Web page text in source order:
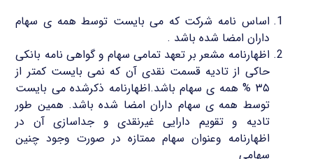
اساس نامه شرکت که می بایست توسط همه ی سهام
داران امضا شده باشد .
اظهارنامه مشعر بر تعهد تمامی سهام و گواهی نامه بانکی
حاکی از تادیه قسمت نقدی آن که نمی بایست کمتر از
۳۵ % همه ی سهام باشد.اظهارنامه ذکرشده می بایست
توسط همه ی سهام داران امضا شده باشد. همین طور
تادیه و تقویم دارایی غیرنقدی و جداسازی آن در
اظهارنامه وعنوان سهام ممتازه در صورت وجود چنین
سهامی